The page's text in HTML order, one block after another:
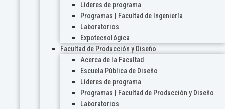
Líderes de programa
Programas | Facultad de Ingeniería
Laboratorios
Expotecnológica
Facultad de Producción y Diseño
Acerca de la Facultad
Escuela Pública de Diseño
Líderes de programa
Programas | Facultad de Producción y Diseño
Laboratorios